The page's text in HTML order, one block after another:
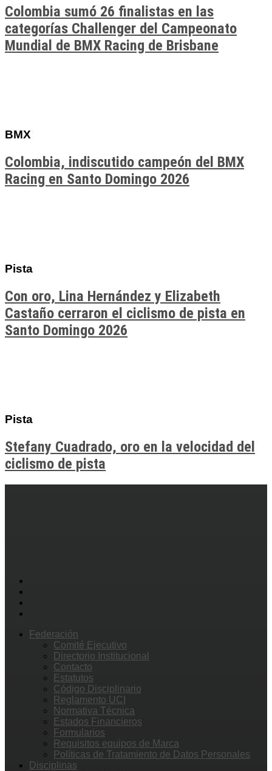
Colombia sumó 26 finalistas en las
categorías Challenger del Campeonato
Mundial de BMX Racing de Brisbane
BMX
Colombia, indiscutido campeón del BMX
Racing en Santo Domingo 2026
Pista
Con oro, Lina Hernández y Elizabeth
Castaño cerraron el ciclismo de pista en
Santo Domingo 2026
Pista
Stefany Cuadrado, oro en la velocidad del
ciclismo de pista
Federación
Comité Ejecutivo
Directorio Institucional
Contacto
Estatutos
Código Disciplinario
Reglamento UCI
Normativa Técnica
Estados Financieros
Formularios
Requisitos equipos de Marca
Políticas de Tratamiento de Datos Personales
Disciplinas